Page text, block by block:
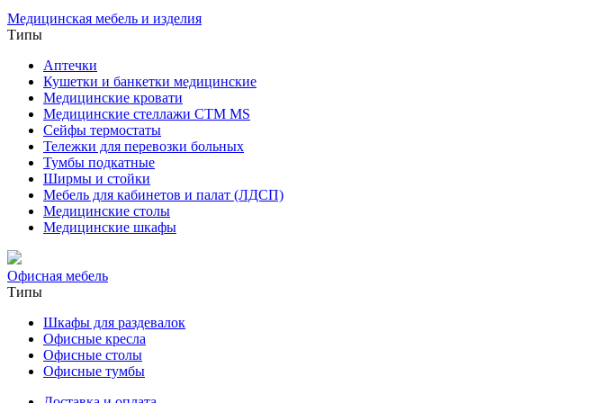
Медицинская мебель и изделия
Типы
Аптечки
Кушетки и банкетки медицинские
Медицинские кровати
Медицинские стеллажи CTM MS
Сейфы термостаты
Тележки для перевозки больных
Тумбы подкатные
Ширмы и стойки
Мебель для кабинетов и палат (ЛДСП)
Медицинские столы
Медицинские шкафы
Офисная мебель
Типы
Шкафы для раздевалок
Офисные кресла
Офисные столы
Офисные тумбы